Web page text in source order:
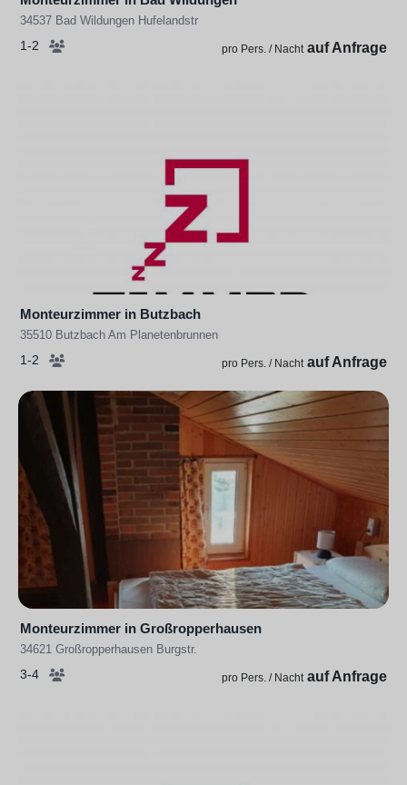
34537 Bad Wildungen Hufelandstr
1-2 pro Pers. / Nacht auf Anfrage
Monteurzimmer in Butzbach
35510 Butzbach Am Planetenbrunnen
1-2 pro Pers. / Nacht auf Anfrage
Monteurzimmer in Großropperhausen
34621 Großropperhausen Burgstr.
3-4 pro Pers. / Nacht auf Anfrage